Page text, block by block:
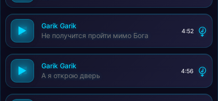
Garik Garik
Не получится пройти мимо Бога
4:52
Garik Garik
А я открою дверь
4:56